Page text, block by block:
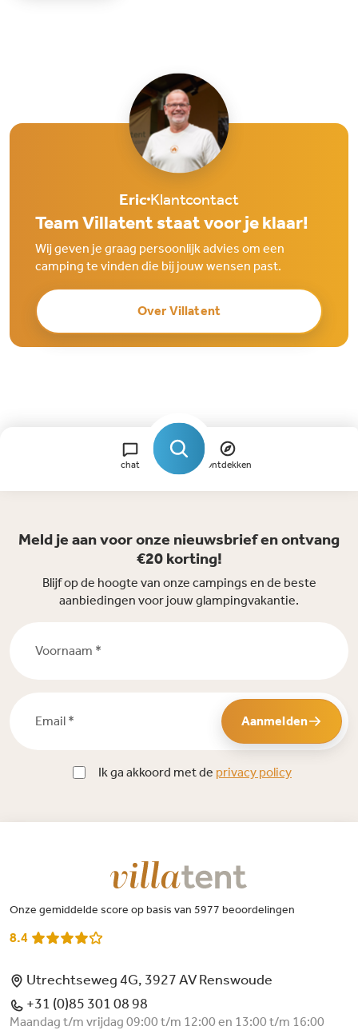
Eric Klantcontact
Team Villatent staat voor je klaar!
Wij geven je graag persoonlijk advies om een
camping te vinden die bij jouw wensen past.
Over Villatent
chat Ontdekken
Meld je aan voor onze nieuwsbrief en ontvang
€20 korting!
Blijf op de hoogte van onze campings en de beste
aanbiedingen voor jouw glampingvakantie.
Aanmelden
Ik ga akkoord met de privacy policy
Onze gemiddelde score op basis van 5977 beoordelingen
8.4
Utrechtseweg 4G, 3927 AV Renswoude
+31 (0)85 301 08 98
Maandag t/m vrijdag 09:00 t/m 12:00 en 13:00 t/m 16:00